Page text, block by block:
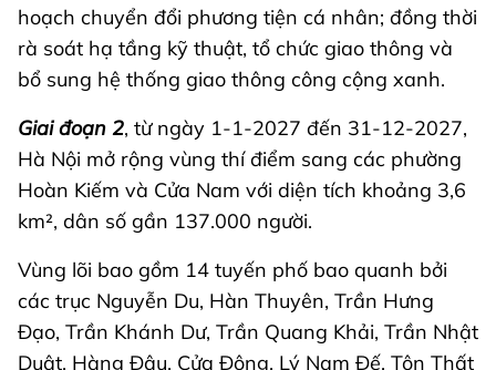
hoạch chuyển đổi phương tiện cá nhân; đồng thời
rà soát hạ tầng kỹ thuật, tổ chức giao thông và
bổ sung hệ thống giao thông công cộng xanh.
Giai đoạn 2, từ ngày 1-1-2027 đến 31-12-2027,
Hà Nội mở rộng vùng thí điểm sang các phường
Hoàn Kiếm và Cửa Nam với diện tích khoảng 3,6
km², dân số gần 137.000 người.
Vùng lõi bao gồm 14 tuyến phố bao quanh bởi
các trục Nguyễn Du, Hàn Thuyên, Trần Hưng
Đạo, Trần Khánh Dư, Trần Quang Khải, Trần Nhật
Duật, Hàng Đậu, Cửa Đông, Lý Nam Đế, Tôn Thất